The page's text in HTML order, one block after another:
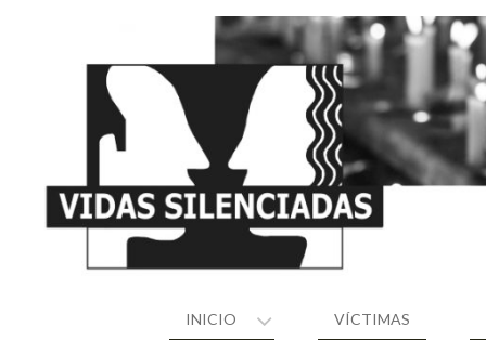
INICIO VÍCTIMAS